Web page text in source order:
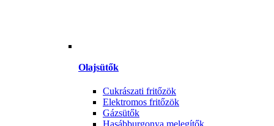
Olajsütők
Cukrászati fritőzök
Elektromos fritőzök
Gázsütők